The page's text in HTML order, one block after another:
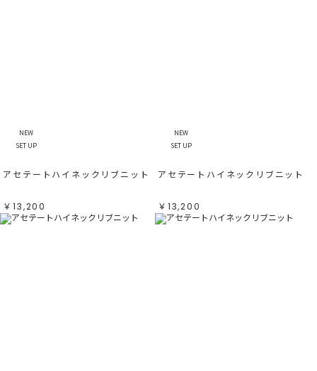
NEW
SET UP
アセテートハイネックリブニット
￥13,200
NEW
SET UP
アセテートハイネックリブニット
￥13,200